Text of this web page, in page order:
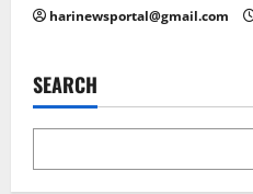
harinewsportal@gmail.com
SEARCH